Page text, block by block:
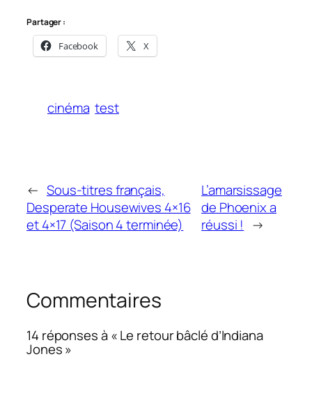
Partager :
Facebook X
cinéma test
← Sous-titres français,
Desperate Housewives 4×16
et 4×17 (Saison 4 terminée)
L’amarsissage
de Phoenix a
réussi ! →
Commentaires
14 réponses à « Le retour bâclé d’Indiana
Jones »